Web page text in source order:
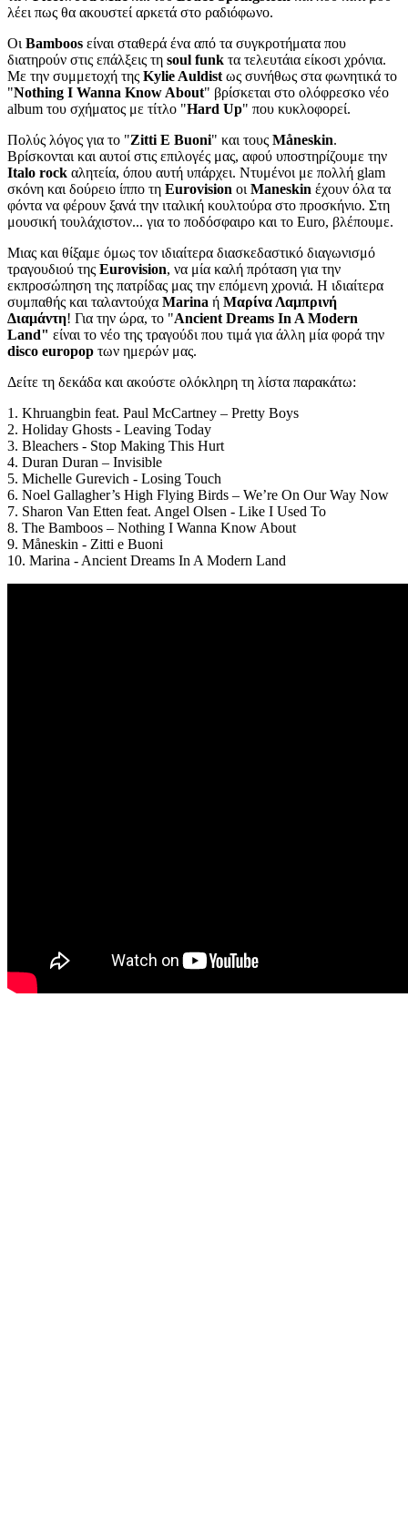
λέει πως θα ακουστεί αρκετά στο ραδιόφωνο.
Οι Bamboos είναι σταθερά ένα από τα συγκροτήματα που
διατηρούν στις επάλξεις τη soul funk τα τελευτάια είκοσι χρόνια.
Με την συμμετοχή της Kylie Auldist ως συνήθως στα φωνητικά το
"Nothing I Wanna Know About" βρίσκεται στο ολόφρεσκο νέο
album του σχήματος με τίτλο "Hard Up" που κυκλοφορεί.
Πολύς λόγος για το "Zitti Ε Buoni" και τους Måneskin.
Βρίσκονται και αυτοί στις επιλογές μας, αφού υποστηρίζουμε την
Italo rock αλητεία, όπου αυτή υπάρχει. Ντυμένοι με πολλή glam
σκόνη και δούρειο ίππο τη Eurovision οι Maneskin έχουν όλα τα
φόντα να φέρουν ξανά την ιταλική κουλτούρα στο προσκήνιο. Στη
μουσική τουλάχιστον... για το ποδόσφαιρο και το Euro, βλέπουμε.
Μιας και θίξαμε όμως τον ιδιαίτερα διασκεδαστικό διαγωνισμό
τραγουδιού της Eurovision, να μία καλή πρόταση για την
εκπροσώπηση της πατρίδας μας την επόμενη χρονιά. Η ιδιαίτερα
συμπαθής και ταλαντούχα Marina ή Μαρίνα Λαμπρινή
Διαμάντη! Για την ώρα, το "Ancient Dreams In A Modern
Land" είναι το νέο της τραγούδι που τιμά για άλλη μία φορά την
disco europop των ημερών μας.
Δείτε τη δεκάδα και ακούστε ολόκληρη τη λίστα παρακάτω:
1. Khruangbin feat. Paul McCartney – Pretty Boys
2. Holiday Ghosts - Leaving Today
3. Bleachers - Stop Making This Hurt
4. Duran Duran – Invisible
5. Michelle Gurevich - Losing Touch
6. Noel Gallagher’s High Flying Birds – We’re On Our Way Now
7. Sharon Van Etten feat. Angel Olsen - Like I Used To
8. The Bamboos – Nothing I Wanna Know About
9. Måneskin - Zitti e Buoni
10. Marina - Ancient Dreams In A Modern Land